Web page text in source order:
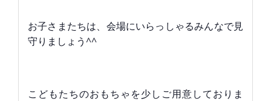
お子さまたちは、会場にいらっしゃるみんなで見
守りましょう^^
こどもたちのおもちゃを少しご用意しておりま